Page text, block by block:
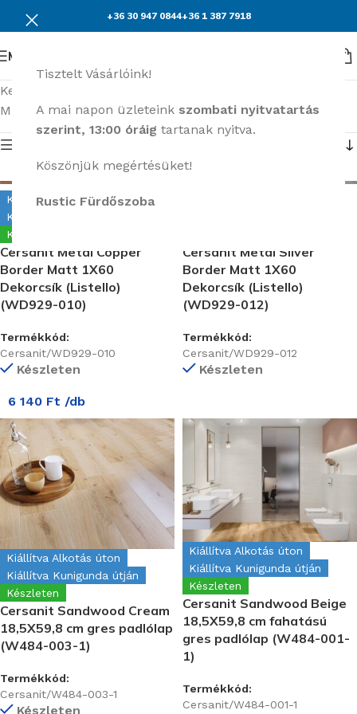
Tisztelt Vásárlóink!
A mai napon üzleteink szombati nyitvatartás
szerint, 13:00 óráig tartanak nyitva.
Köszönjük megértésüket!
Rustic Fürdőszoba
+36 30 947 0844+36 1 387 7918
Menü
Kezdőlap
Mind a(z) 4 találat megjelenítve
Kiállítva Alkotás úton
Kiállítva Kunigunda útján
Készleten
Cersanit Metal Copper
Border Matt 1X60
Dekorcsík (Listello)
(WD929-010)
Termékkód:
Cersanit/WD929-010
Készleten
Cersanit Metal Silver
Border Matt 1X60
Dekorcsík (Listello)
(WD929-012)
Termékkód:
Cersanit/WD929-012
Készleten
6 140 Ft /db
Kiállítva Alkotás úton
Kiállítva Kunigunda útján
Készleten
Cersanit Sandwood Cream
18,5X59,8 cm gres padlólap
(W484-003-1)
Termékkód:
Cersanit/W484-003-1
Készleten
Kiállítva Alkotás úton
Kiállítva Kunigunda útján
Készleten
Cersanit Sandwood Beige
18,5X59,8 cm fahatású
gres padlólap (W484-001-
1)
Termékkód:
Cersanit/W484-001-1